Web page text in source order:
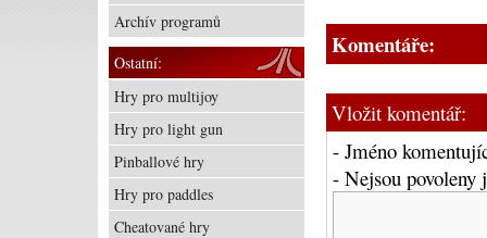
Komentáře:
Vložit komentář:
- Jméno
- Nejsou
Archív programů
Ostatní:
Hry pro multijoy
Hry pro light gun
Pinballové hry
Hry pro paddles
Cheatované hry